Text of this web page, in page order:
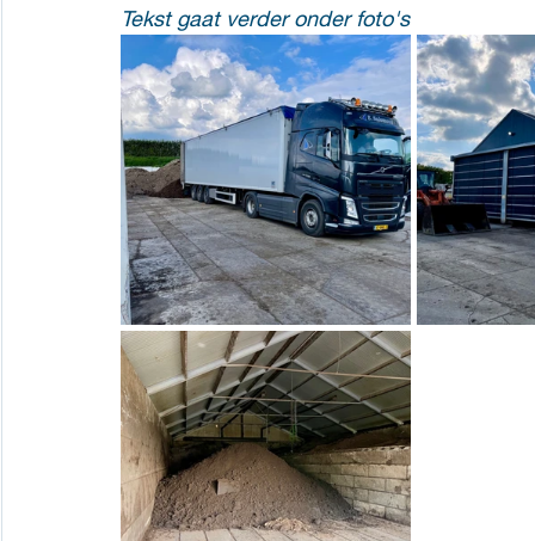
Tekst gaat verder onder foto's